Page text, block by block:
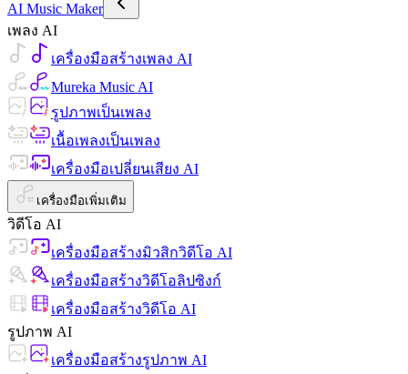
AI Music Maker
เพลง AI
เครื่องมือสร้างเพลง AI
Mureka Music AI
รูปภาพเป็นเพลง
เนื้อเพลงเป็นเพลง
เครื่องมือเปลี่ยนเสียง AI
เครื่องมือเพิ่มเติม
วิดีโอ AI
เครื่องมือสร้างมิวสิกวิดีโอ AI
เครื่องมือสร้างวิดีโอลิปซิงก์
เครื่องมือสร้างวิดีโอ AI
รูปภาพ AI
เครื่องมือสร้างรูปภาพ AI